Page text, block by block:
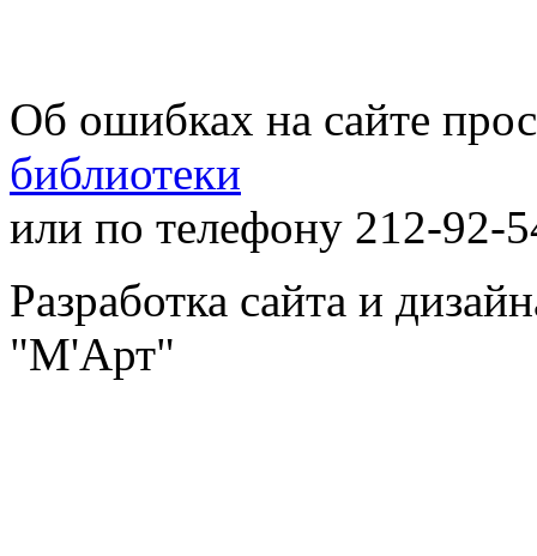
Об ошибках на сайте
библиотеки
или по телефону 212-92-
Разработка сайта и
"М'Арт"